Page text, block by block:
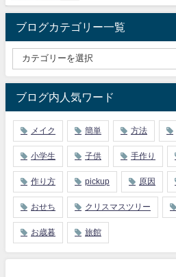
ブログカテゴリー一覧
ブログ内人気ワード
メイク 簡単 方法
小学生 子供 手作り
作り方 pickup 原因
おせち クリスマスツリー
お歳暮 旅館